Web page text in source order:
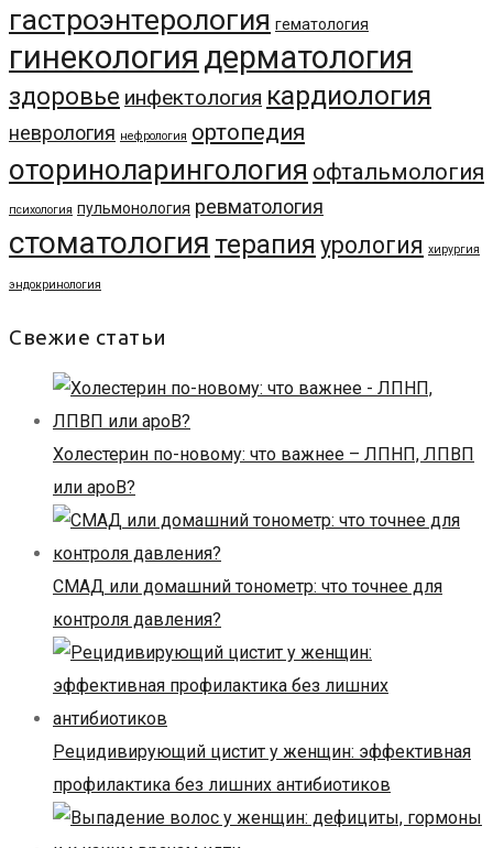
гастроэнтерология гематология
гинекология дерматология
здоровье инфектология кардиология
неврология нефрология ортопедия
оториноларингология офтальмология
психология пульмонология ревматология
стоматология терапия урология хирургия
эндокринология
Свежие статьи
Холестерин по-новому: что важнее – ЛПНП, ЛПВП
или apoB?
СМАД или домашний тонометр: что точнее для
контроля давления?
Рецидивирующий цистит у женщин: эффективная
профилактика без лишних антибиотиков